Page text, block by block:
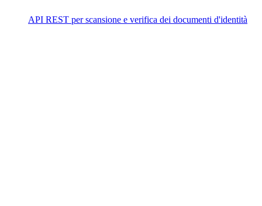
API REST per scansione e verifica dei documenti d'identità